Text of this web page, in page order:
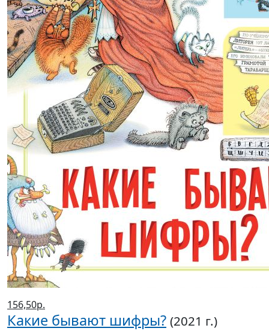
156,50р.
Какие бывают шифры? (2021 г.)